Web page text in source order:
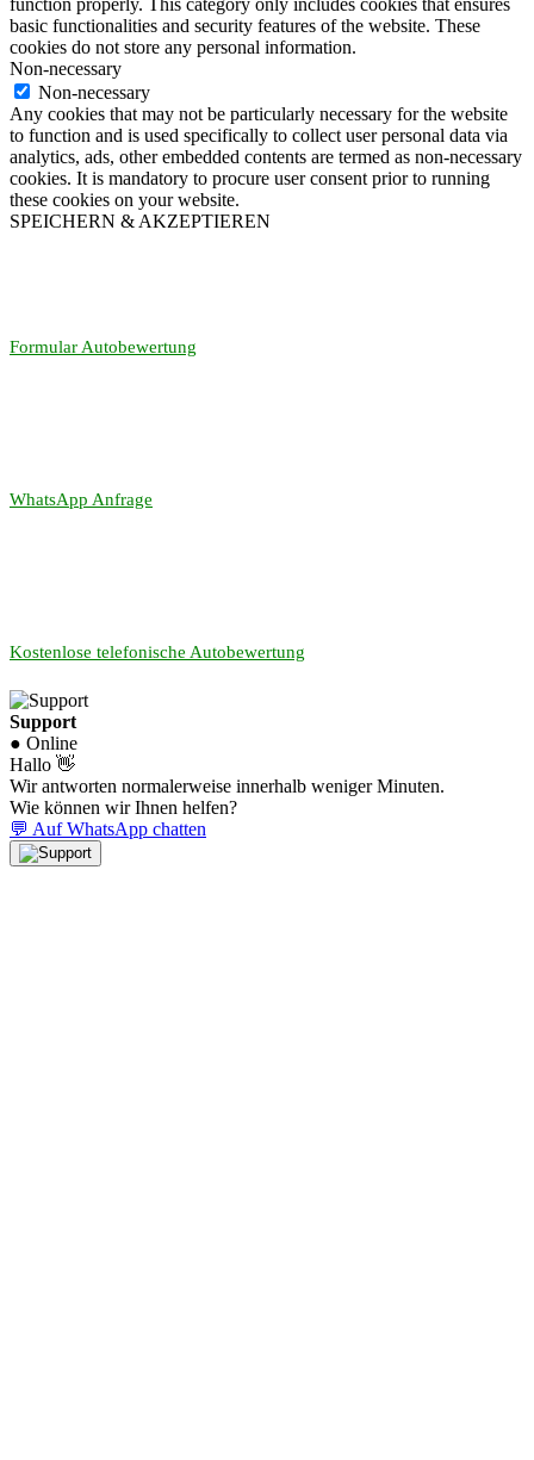
function properly. This category only includes cookies that ensures
basic functionalities and security features of the website. These
cookies do not store any personal information.
Non-necessary
Non-necessary
Any cookies that may not be particularly necessary for the website
to function and is used specifically to collect user personal data via
analytics, ads, other embedded contents are termed as non-necessary
cookies. It is mandatory to procure user consent prior to running
these cookies on your website.
SPEICHERN & AKZEPTIEREN
Formular Autobewertung
WhatsApp Anfrage
Kostenlose telefonische Autobewertung
Support
● Online
Hallo 👋
Wir antworten normalerweise innerhalb weniger Minuten.
Wie können wir Ihnen helfen?
💬 Auf WhatsApp chatten